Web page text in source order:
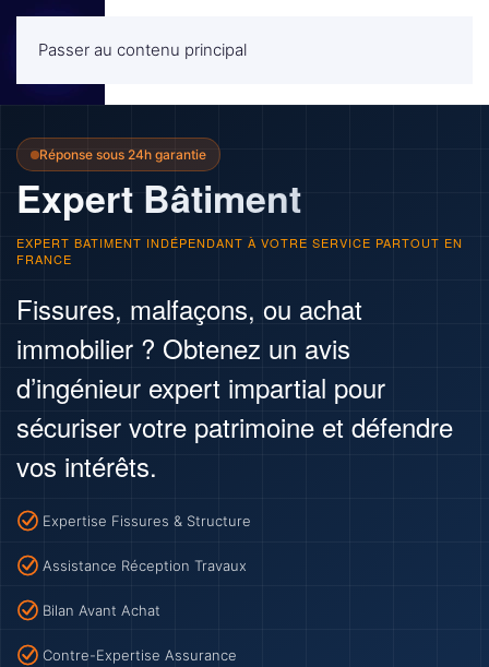
Passer au contenu principalMENU
Réponse sous 24h garantie
Expert Bâtiment
EXPERT BATIMENT INDÉPENDANT À VOTRE SERVICE PARTOUT EN
FRANCE
Fissures, malfaçons, ou achat
immobilier ? Obtenez un avis
d’ingénieur expert impartial pour
sécuriser votre patrimoine et défendre
vos intérêts.
Expertise Fissures & Structure
Assistance Réception Travaux
Bilan Avant Achat
Contre-Expertise Assurance